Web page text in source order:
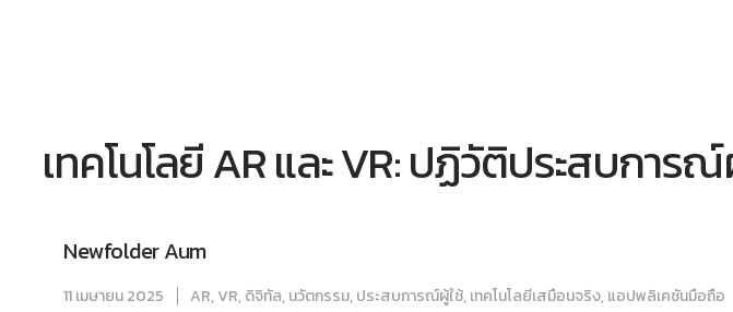
เทคโนโลยี AR และ VR: ปฏิวัติประสบกา
Newfolder Aum
11 เมษายน 2025 AR, VR, ดิจิทัล, นวัตกรรม, ประสบการณ์ผู้ใช้, เทคโนโลยีเสมือนจริง, แอปพลิเคชันมือถือ